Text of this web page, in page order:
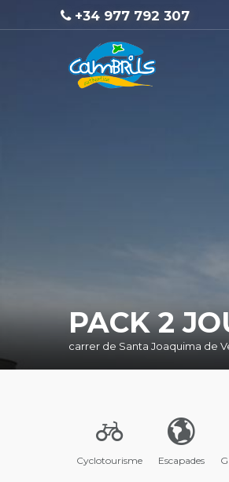
+34 977 792 307
PACK 2
carrer de Santa Joaquima de
Cyclotourisme Escapades